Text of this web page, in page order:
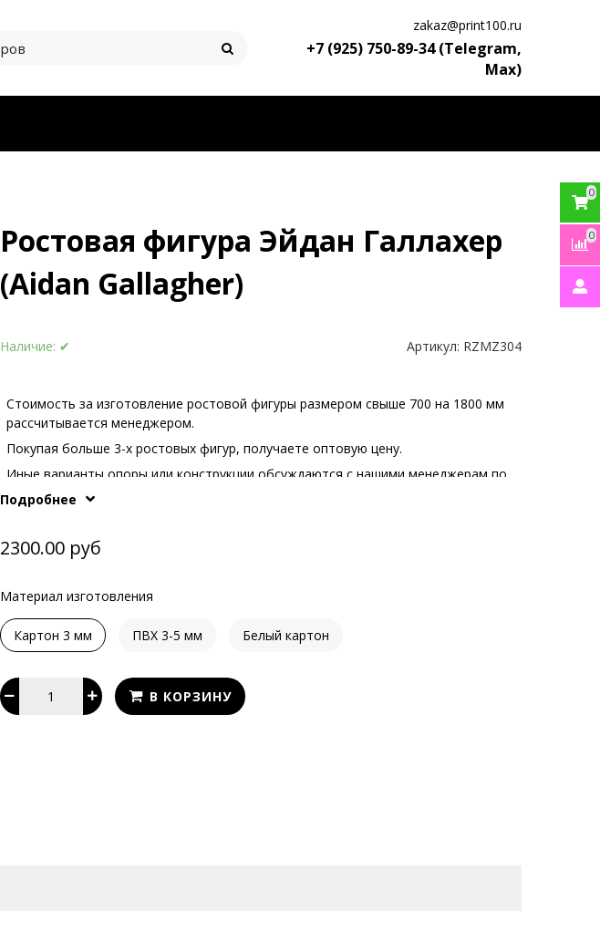
zakaz@print100.ru
+7 (925) 750-89-34 (Telegram,
Max)
Ростовая фигура Эйдан Галлахер
(Aidan Gallagher)
Наличие: ✔ Артикул: RZMZ304
Стоимость за изготовление ростовой фигуры размером свыше 700 на 1800 мм
рассчитывается менеджером.
Покупая больше 3-х ростовых фигур, получаете оптовую цену.
Иные варианты опоры или конструкции обсуждаются с нашими менеджерам по
телефонам или в
Подробнее
2300.00 руб
Материал изготовления
Картон 3 мм ПВХ 3-5 мм Белый картон
В КОРЗИНУ
0
0